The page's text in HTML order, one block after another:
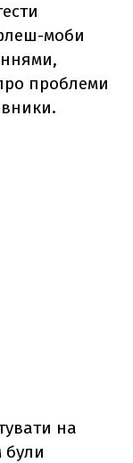
моби
проблеми
на
були